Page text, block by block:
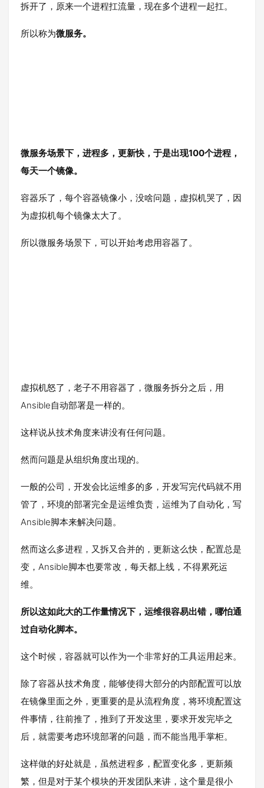
拆开了，原来一个进程扛流量，现在多个进程一起扛。
所以称为微服务。
微服务场景下，进程多，更新快，于是出现100个进程，
每天一个镜像。
容器乐了，每个容器镜像小，没啥问题，虚拟机哭了，因
为虚拟机每个镜像太大了。
所以微服务场景下，可以开始考虑用容器了。
虚拟机怒了，老子不用容器了，微服务拆分之后，用
Ansible自动部署是一样的。
这样说从技术角度来讲没有任何问题。
然而问题是从组织角度出现的。
一般的公司，开发会比运维多的多，开发写完代码就不用
管了，环境的部署完全是运维负责，运维为了自动化，写
Ansible脚本来解决问题。
然而这么多进程，又拆又合并的，更新这么快，配置总是
变，Ansible脚本也要常改，每天都上线，不得累死运
维。
所以这如此大的工作量情况下，运维很容易出错，哪怕通
过自动化脚本。
这个时候，容器就可以作为一个非常好的工具运用起来。
除了容器从技术角度，能够使得大部分的内部配置可以放
在镜像里面之外，更重要的是从流程角度，将环境配置这
件事情，往前推了，推到了开发这里，要求开发完毕之
后，就需要考虑环境部署的问题，而不能当甩手掌柜。
这样做的好处就是，虽然进程多，配置变化多，更新频
繁，但是对于某个模块的开发团队来讲，这个量是很小